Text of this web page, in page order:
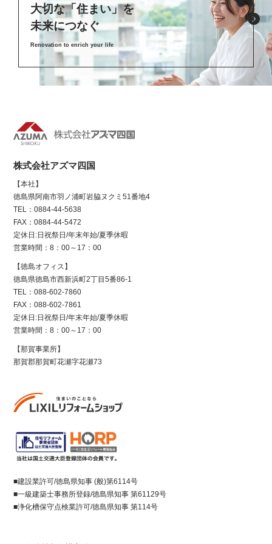
大切な「住まい」を
未来につなぐ
Renovation to enrich your life
株式会社アズマ四国
【本社】
徳島県阿南市羽ノ浦町岩脇ヌクミ51番地4
TEL：0884-44-5638
FAX：0884-44-5472
定休日:日祝祭日/年末年始/夏季休暇
営業時間：8：00～17：00
【徳島オフィス】
徳島県徳島市西新浜町2丁目5番86-1
TEL：088-602-7860
FAX：088-602-7861
定休日:日祝祭日/年末年始/夏季休暇
営業時間：8：00～17：00
【那賀事業所】
那賀郡那賀町花瀬字花瀬73
■建設業許可/徳島県知事 (般)第6114号
■一級建築士事務所登録/徳島県知事 第61129号
■浄化槽保守点検業許可/徳島県知事 第114号